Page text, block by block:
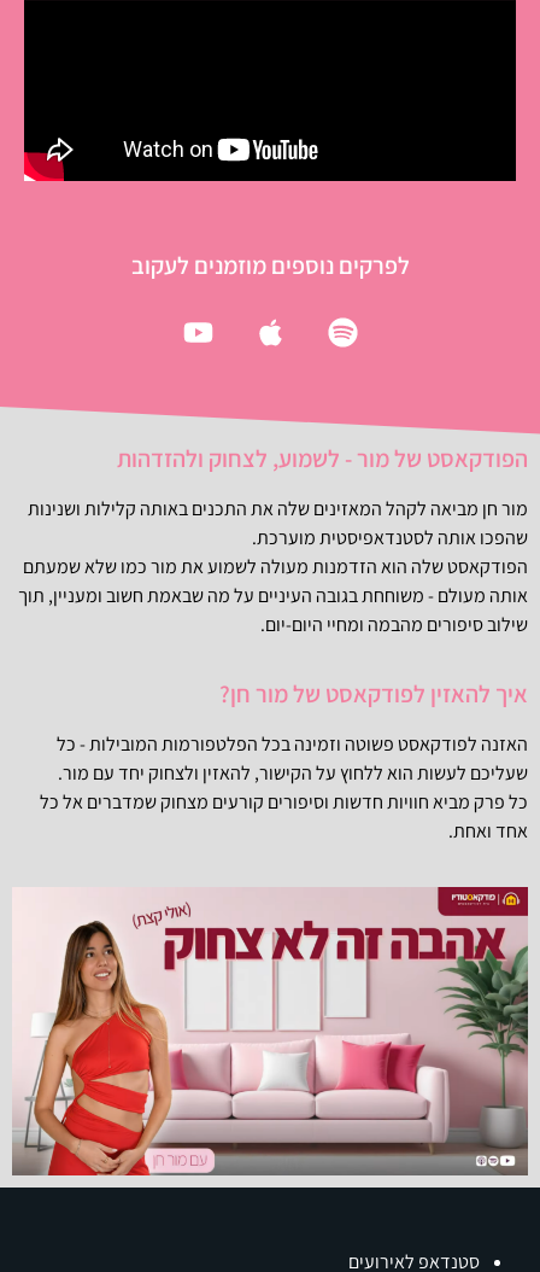
לפרקים נוספים מוזמנים לעקוב
הפודקאסט של מור - לשמוע, לצחוק ולהזדהות
מור חן מביאה לקהל המאזינים שלה את התכנים באותה קלילות ושנינות
שהפכו אותה לסטנדאפיסטית מוערכת.
הפודקאסט שלה הוא הזדמנות מעולה לשמוע את מור כמו שלא שמעתם
אותה מעולם - משוחחת בגובה העיניים על מה שבאמת חשוב ומעניין, תוך
שילוב סיפורים מהבמה ומחיי היום-יום.
איך להאזין לפודקאסט של מור חן?
האזנה לפודקאסט פשוטה וזמינה בכל הפלטפורמות המובילות - כל
שעליכם לעשות הוא ללחוץ על הקישור, להאזין ולצחוק יחד עם מור.
כל פרק מביא חוויות חדשות וסיפורים קורעים מצחוק שמדברים אל כל
אחד ואחת.
סטנדאפ לאירועים